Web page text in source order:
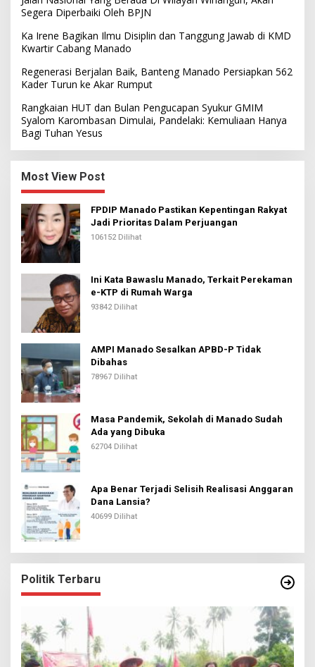
Segera Diperbaiki Oleh BPJN
Ka Irene Bagikan Ilmu Disiplin dan Tanggung Jawab di KMD
Kwartir Cabang Manado
Regenerasi Berjalan Baik, Banteng Manado Persiapkan 562
Kader Turun ke Akar Rumput
Rangkaian HUT dan Bulan Pengucapan Syukur GMIM
Syalom Karombasan Dimulai, Pandelaki: Kemuliaan Hanya
Bagi Tuhan Yesus
Most View Post
FPDIP Manado Pastikan Kepentingan Rakyat
Jadi Prioritas Dalam Perjuangan
106152 Dilihat
Ini Kata Bawaslu Manado, Terkait Perekaman
e-KTP di Rumah Warga
93842 Dilihat
AMPI Manado Sesalkan APBD-P Tidak
Dibahas
78967 Dilihat
Masa Pandemik, Sekolah di Manado Sudah
Ada yang Dibuka
62704 Dilihat
Apa Benar Terjadi Selisih Realisasi Anggaran
Dana Lansia?
40699 Dilihat
Politik Terbaru